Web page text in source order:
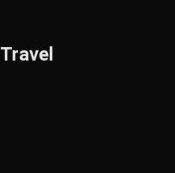
Travel